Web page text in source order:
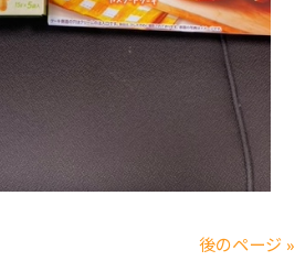
後のページ »